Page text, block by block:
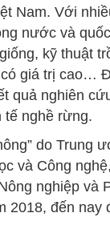
Nam. Với
nước và
kỹ thuật
giá trị cao…
quả nghiên
tế nghề rừng.
do Trung
và Công
nghiệp và
2018, đến nay